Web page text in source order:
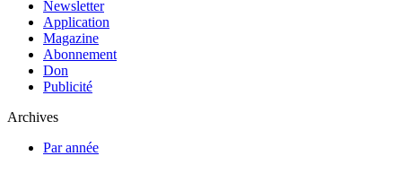
Newsletter
Application
Magazine
Abonnement
Don
Publicité
Archives
Par année